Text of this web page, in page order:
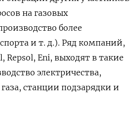
на газовых
более
и т. д.). Ряд компаний,
Repsol, Eni, выходят в такие
электричества,
станции подзарядки и